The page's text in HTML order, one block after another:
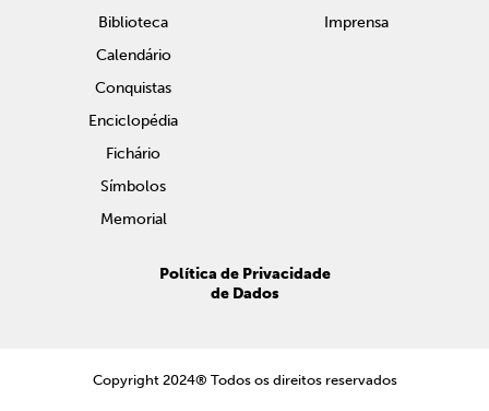
Biblioteca
Calendário
Conquistas
Enciclopédia
Fichário
Símbolos
Memorial
Imprensa
Política de Privacidade
de Dados
Copyright 2024® Todos os direitos reservados